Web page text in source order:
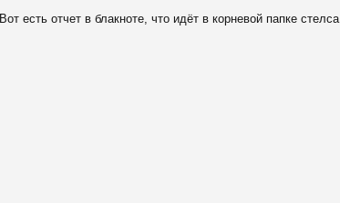
Вот есть отчет в блакноте, что идёт в корневой папке стелса.